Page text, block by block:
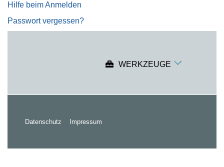
Hilfe beim Anmelden
Passwort vergessen?
WERKZEUGE
Datenschutz Impressum